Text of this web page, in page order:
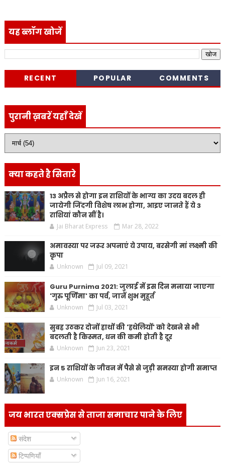
यह ब्लॉग खोजें
RECENT POPULAR COMMENTS
पुरानी ख़बरें यहाँ देखें
क्या कहते है सितारे
13 अप्रैल से होगा इन राशियों के भाग्य का उदय बदल ही
जायेगी जिंदगी विशेष लाभ होगा, आइए जानते हैं ये 3
राशियां कौन सीं है।
Jai Bharat Express Mar 28, 2022
अमावस्या पर जरूर अपनाएं ये उपाय, बरसेगी मां लक्ष्मी की
कृपा
Unknown Jul 09, 2021
Guru Purnima 2021: जुलाई में इस दिन मनाया जाएगा
'गुरु पूर्णिमा' का पर्व, जानें शुभ मुहूर्त
Unknown Jul 03, 2021
सुबह उठकर दोनों हाथों की 'हथेलियों' को देखने से भी
बदलती है किस्मत, धन की कमी होती है दूर
Unknown Jun 23, 2021
इन 5 राशियों के जीवन में पैसे से जुड़ी समस्या होगी समाप्त
Unknown Jun 16, 2021
जय भारत एक्सप्रेस से ताजा समाचार पाने के लिए
संदेश
टिप्पणियाँ